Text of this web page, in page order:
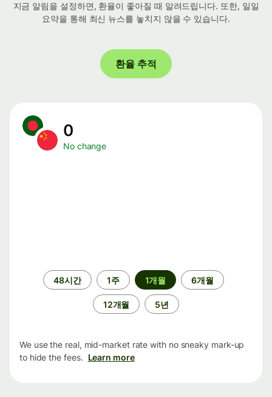
지금 알림을 설정하면, 환율이 좋아질 때 알려드립니다. 또한, 일일
요약을 통해 최신 뉴스를 놓치지 않을 수 있습니다.
환율 추적
0
No change
48시간 1주 1개월 6개월
12개월 5년
We use the real, mid-market rate with no sneaky mark-up
to hide the fees. Learn more